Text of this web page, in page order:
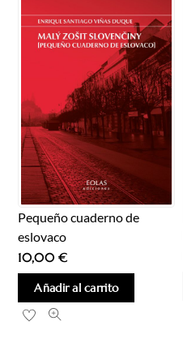
Pequeño cuaderno de
eslovaco
10,00€
Añadir al carrito